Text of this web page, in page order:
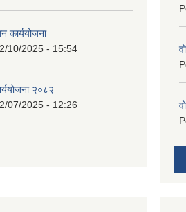
कार्ययोजना
10/2025 - 15:54
२०८२
07/2025 - 12:26